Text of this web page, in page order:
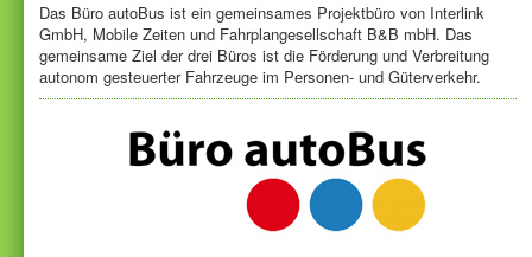
Das Büro autoBus ist ein gemeinsames Projektbüro von Interlink
GmbH, Mobile Zeiten und Fahrplangesellschaft B&B mbH. Das
gemeinsame Ziel der drei Büros ist die Förderung und Verbreitung
autonom gesteuerter Fahrzeuge im Personen- und Güterverkehr.